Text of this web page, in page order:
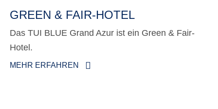
GREEN & FAIR-HOTEL
Das TUI BLUE Grand Azur ist ein Green & Fair-
Hotel.
MEHR ERFAHREN